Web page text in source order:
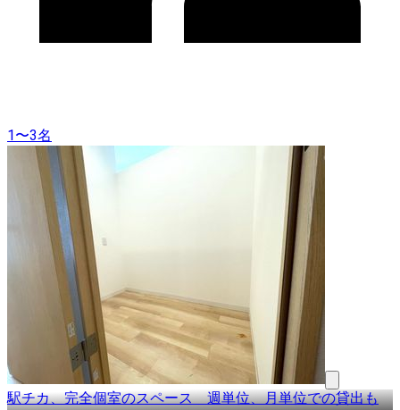
1〜3名
駅チカ、完全個室のスペース 週単位、月単位での貸出も